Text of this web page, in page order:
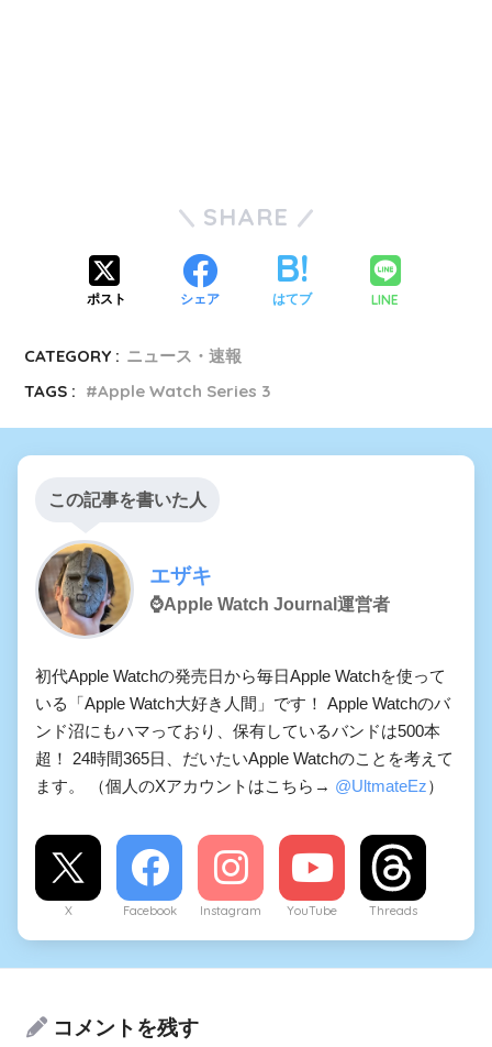
SHARE
ポスト シェア はてブ LINE
CATEGORY : ニュース・速報
TAGS :
Apple Watch Series 3
この記事を書いた人
エザキ
⌚️Apple Watch Journal運営者
初代Apple Watchの発売日から毎日Apple Watchを使って
いる「Apple Watch大好き人間」です！ Apple Watchのバ
ンド沼にもハマっており、保有しているバンドは500本
超！ 24時間365日、だいたいApple Watchのことを考えて
ます。 （個人のXアカウントはこちら→ @UltmateEz）
X Facebook Instagram YouTube Threads
コメントを残す